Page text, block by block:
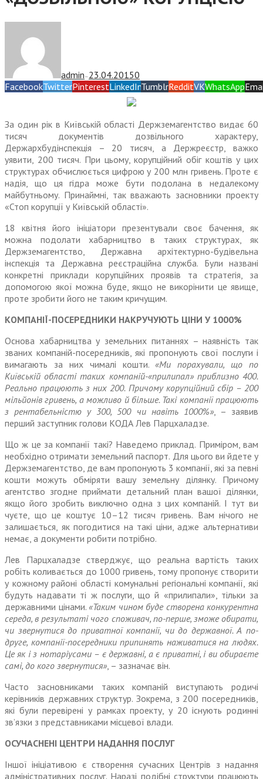
admin — 23.04.20150
FacebookTwitterPinterestLinkedInTumblrRedditVKWhatsApp
За один рік в Київській області Держземагентство видає 60
тисяч документів дозвільного характеру,
Держархбудінспекція – 20 тисяч, а Держреєстр, важко
уявити, 200 тисяч. При цьому, корупційний обіг коштів у цих
структурах обчислюється цифрою у 200 млн гривень. Проте є
надія, що ця гідра може бути подолана в недалекому
майбутньому. Принаймні, так вважають засновники проекту
«Стоп корупції у Київській області».
18 квітня його ініціатори пре­зентували своє бачення, як
можна подолати хабарництво в таких структурах, як
Держземагентство, Державна архітектурно-буді­вельна
інспекція та Державна реєстраційна служба. Були названі
конкретні приклади корупційних проявів та стратегія, за
допомогою якої можна буде, якщо не викорі­нити це явище,
проте зробити його не таким кричущим.
КОМПАНІЇ-ПОСЕРЕДНИКИ НАКРУЧУЮТЬ ЦІНИ У 1000%
Основа хабарництва у земельних питаннях – наявність так
званих компаній-посередників, які про­понують свої послуги і
вимагають за них чималі кошти. «Ми пораху­вали, що по
Київській області таких компаній-«прилипал» приблизно 400.
Реально працюють з них 200. Причому корупційний сбір – 200
мільйонів гривень, а можливо й більше. Такі компанії працюють
з рентабельністю у 300, 500 чи навіть 1000%», – заявив
перший заступник голови КОДА Лев Парцхаладзе.
Що ж це за компанії такі? Наведемо приклад. Приміром, вам
необхідно отримати земельний паспорт. Для цього ви йдете у
Держземагент­ство, де вам пропонують 3 компанії, які за певні
кошти можуть обміряти вашу земельну ділянку. Причому
агентство згодне приймати детальний план вашої ділянки,
якщо його зробить виключно одна з цих компаній. І тут ви
чуєте, що це коштує 10–12 тисяч гривень. Вам нічого не
залишається, як погодитися на такі ціни, адже альтернативи
немає, а документи робити потрібно.
Лев Парцхаладзе стверджує, що реальна вартість таких
робіть коли­вається до 1000 гривень, тому про­понує створити
у кожному районі області комунальні регіональні компанії, які
будуть надавати ті ж послуги, що й «прилипали», тільки за
державними цінами. «Таким чином буде створена конкурентна
середа, в результаті чого споживач, по-перше, зможе обирати,
чи звернутися до при­ватної компанії, чи до державної. А по-
друге, компанії-посередники припинять наживатися на людях.
Це як і з нотаріусами – є державні, а є приватні, і ви обираєте
самі, до кого звернутися», – зазначає він.
Часто засновниками таких компа­ній виступають родичі
керівників державних структур. Зокрема, з 200 посередників,
які були переві­рені у рамках проекту, у 20 існують родинні
зв’язки з представниками місцевої влади.
ОСУЧАСНЕНІ ЦЕНТРИ НАДАННЯ ПОСЛУГ
Іншої ініціативою є створення сучасних Центрів з надання
адмі­ністративних послуг. Наразі подібні структури працюють